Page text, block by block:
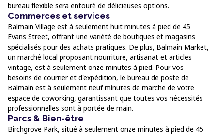
bureau flexible sera entouré de délicieuses options.
Commerces et services
Balmain Village est à seulement huit minutes à pied de 45
Evans Street, offrant une variété de boutiques et magasins
spécialisés pour des achats pratiques. De plus, Balmain Market,
un marché local proposant nourriture, artisanat et articles
vintage, est à seulement onze minutes à pied. Pour vos
besoins de courrier et d'expédition, le bureau de poste de
Balmain est à seulement neuf minutes de marche de votre
espace de coworking, garantissant que toutes vos nécessités
professionnelles sont à portée de main.
Parcs & Bien-être
Birchgrove Park, situé à seulement onze minutes à pied de 45